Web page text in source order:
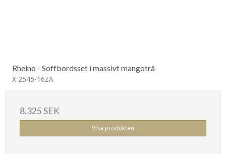
Rheino - Soffbordsset i massivt mangoträ
X 2545-16ZA
8.325 SEK
Visa produkten